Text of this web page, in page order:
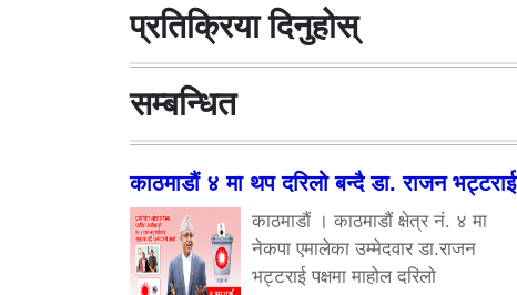
प्रतिक्रिया दिनुहोस्
सम्बन्धित
काठमाडौं ४ मा थप दरिलो बन्दै डा. राजन भट्टराई
काठमाडौं । काठमाडौं क्षेत्र नं. ४ मा
नेकपा एमालेका उम्मेदवार डा.राजन
भट्टराई पक्षमा माहोल दरिलो